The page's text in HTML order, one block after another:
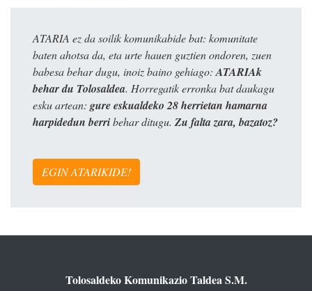
ATARIA ez da soilik komunikabide bat: komunitate
baten ahotsa da, eta urte hauen guztien ondoren, zuen
babesa behar dugu, inoiz baino gehiago: ATARIAk
behar du Tolosaldea. Horregatik erronka bat daukagu
esku artean: gure eskualdeko 28 herrietan hamarna
harpidedun berribehar ditugu. Zu falta zara, bazatoz?
EGIN ATARIKIDE!
Tolosaldeko Komunikazio Taldea S.M.